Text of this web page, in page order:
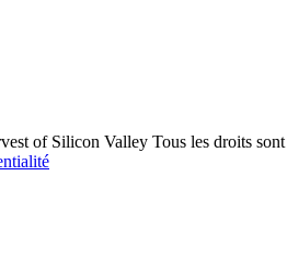
of Silicon Valley Tous les droits sont